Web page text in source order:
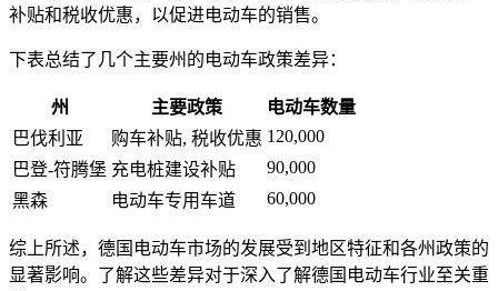
补贴和税收优惠，以促进电动车的销售。
下表总结了几个主要州的电动车政策差异：
州 主要政策
电动车数量
巴伐利亚
购车补贴, 税收优惠 120,000
巴登-符腾堡 充电桩建设补贴
90,000
黑森
电动车专用车道 60,000
综上所述，德国电动车市场的发展受到地区特征和各州政策的
显著影响。了解这些差异对于深入了解德国电动车行业至关重